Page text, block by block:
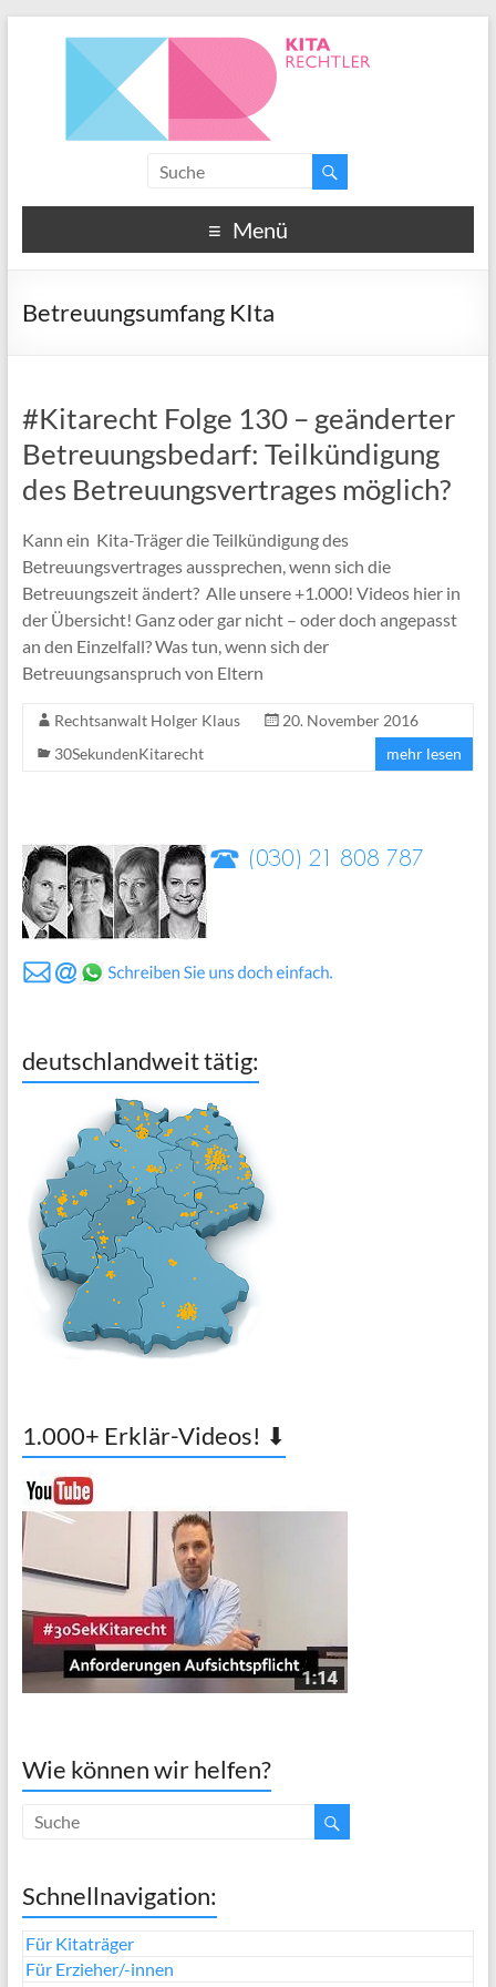
Menü
Betreuungsumfang KIta
#Kitarecht Folge 130 – geänderter
Betreuungsbedarf: Teilkündigung
des Betreuungsvertrages möglich?
Kann ein Kita-Träger die Teilkündigung des
Betreuungsvertrages aussprechen, wenn sich die
Betreuungszeit ändert? Alle unsere +1.000! Videos hier in
der Übersicht! Ganz oder gar nicht – oder doch angepasst
an den Einzelfall? Was tun, wenn sich der
Betreuungsanspruch von Eltern
Rechtsanwalt Holger Klaus
20. November 2016
30SekundenKitarecht
mehr lesen
deutschlandweit tätig:
1.000+ Erklär-Videos! ⬇
Wie können wir helfen?
Schnellnavigation:
Für Kitaträger
Für Erzieher/-innen